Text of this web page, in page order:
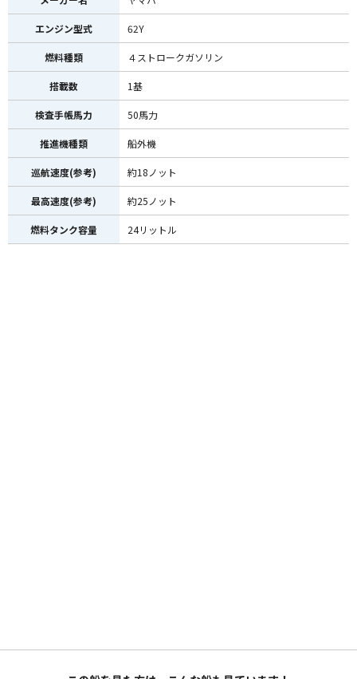
エンジン型式 62Y
燃料種類 ４ストロークガソリン
搭載数 1基
検査手帳馬力 50馬力
推進機種類 船外機
巡航速度(参考) 約18ノット
最高速度(参考) 約25ノット
燃料タンク容量 24リットル